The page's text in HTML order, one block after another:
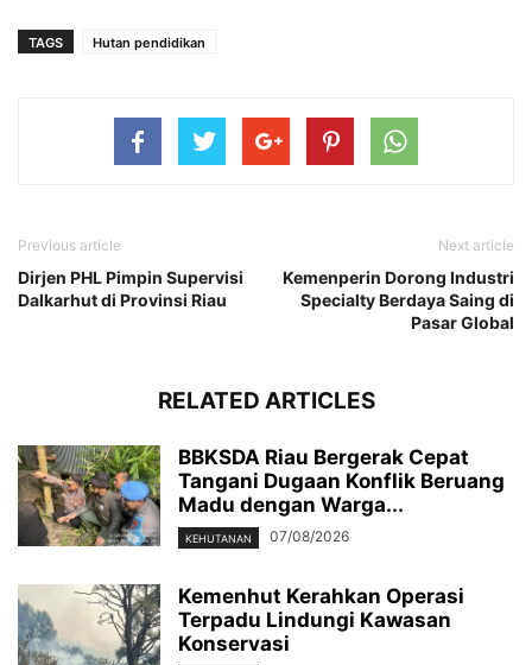
TAGS Hutan pendidikan
Previous article
Dirjen PHL Pimpin Supervisi
Dalkarhut di Provinsi Riau
Next article
Kemenperin Dorong Industri
Specialty Berdaya Saing di
Pasar Global
RELATED ARTICLES
BBKSDA Riau Bergerak Cepat
Tangani Dugaan Konflik Beruang
Madu dengan Warga...
KEHUTANAN 07/08/2026
Kemenhut Kerahkan Operasi
Terpadu Lindungi Kawasan
Konservasi